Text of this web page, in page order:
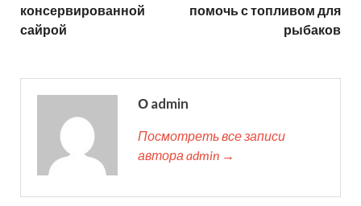
консервированной
сайрой
помочь с топливом для
рыбаков
О admin
Посмотреть все записи
автора admin →